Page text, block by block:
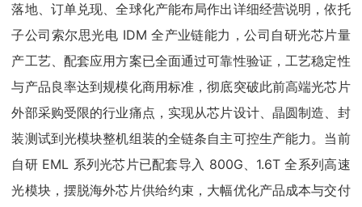
落地、订单兑现、全球化产能布局作出详细经营说明，依托
子公司索尔思光电 IDM 全产业链能力，公司自研光芯片量
产工艺、配套应用方案已全面通过可靠性验证，工艺稳定性
与产品良率达到规模化商用标准，彻底突破此前高端光芯片
外部采购受限的行业痛点，实现从芯片设计、晶圆制造、封
装测试到光模块整机组装的全链条自主可控生产能力。当前
自研 EML 系列光芯片已配套导入 800G、1.6T 全系列高速
光模块，摆脱海外芯片供给约束，大幅优化产品成本与交付